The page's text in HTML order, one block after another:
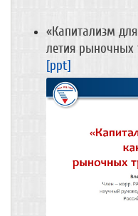
«Капитализм
летия рыночных
[ppt]